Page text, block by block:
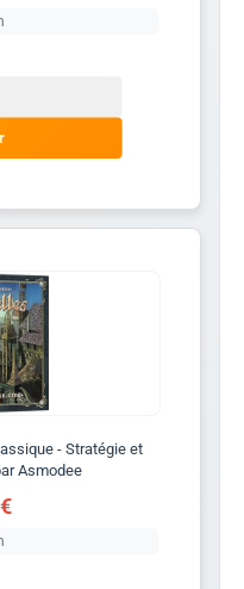
- Stratégie et
Asmodee